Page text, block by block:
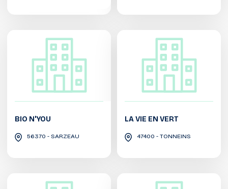
BIO N'YOU
56370 - SARZEAU
LA VIE EN VERT
47400 - TONNEINS